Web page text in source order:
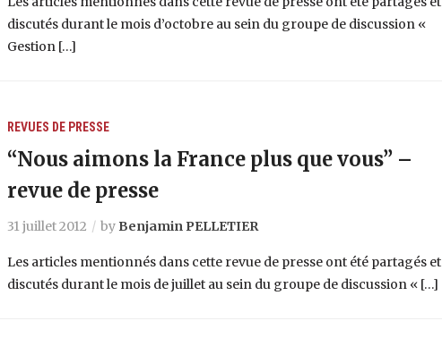
discutés durant le mois d’octobre au sein du groupe de discussion «
Gestion […]
REVUES DE PRESSE
“Nous aimons la France plus que vous” –
revue de presse
31 juillet 2012 by Benjamin PELLETIER
Les articles mentionnés dans cette revue de presse ont été partagés et
discutés durant le mois de juillet au sein du groupe de discussion « […]